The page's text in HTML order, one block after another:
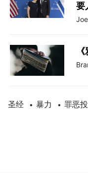
要
圣经 • 暴力 • 罪恶